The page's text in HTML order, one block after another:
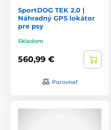
SportDOG TEK 2.0 |
Náhradný GPS lokátor
pre psy
Skladom
560,99 €
Porovnať